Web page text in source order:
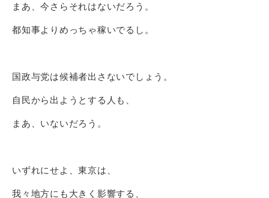
まあ、今さらそれはないだろう。
都知事よりめっちゃ稼いでるし。
国政与党は候補者出さないでしょう。
自民から出ようとする人も、
まあ、いないだろう。
いずれにせよ、東京は、
我々地方にも大きく影響する、